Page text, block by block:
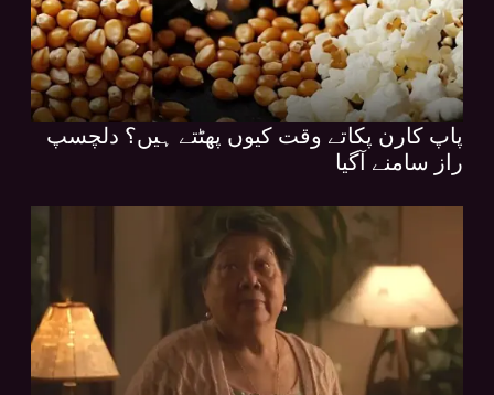
پاپ کارن پکاتے وقت کیوں پھٹتے ہیں؟ دلچسپ
راز سامنے آگیا